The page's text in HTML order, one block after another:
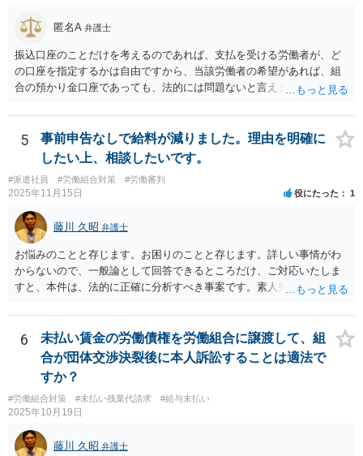
匿名A 弁護士
振込口座のことだけを考えるのであれば、支払を受ける労働者が、ど
の口座を指定するかは自由ですから、当該労働者の希望があれば、組
合の預かり金口座であっても、法的には問題ないと言えます。 ただ
ると、場合によっては非弁の問題が生じる可能性が考えられます。
5
事前申告なしで給料が減りました。理由を明確に
したい上、相談したいです。
#派遣社員 #労働組合対策 #労働審判
2025年11月15日 役にたった 1
藤川 久昭 弁護士
お悩みのことと存じます。お困りのことと存じます。詳しい事情がわ
からないので、一般論として回答できるところだけ、ご対応いたしま
すと、本件は、法的に正確に分析すべき事案です。素人判断は大いに
しい案件です。労働組合への相談も有効です。就業規則の変更では変
更できない労働条件の場合（労働契約法１０条但書）は、労働者の同
意が必要です。この場合、真の同意がいるとされる場合も十分にあり
ます。就業規則の不利益変更問題であれば労働契約法１０条本文に基
づいて判断されます。周知性と合理性の要件の有無が問題となりま
す。合理性は必要性、不利益性、相当性、その他の要素から判断され
ます。良い解決になりますよう祈念しております。法的責任をきちん
と追及されたい場合には、労働法にかなり詳しく、上記に関係した法
理等にも通じた弁護士等に相談し、法的に正確に分析してもらい、今
6
未払い賃金の労働債権を労働組合に譲渡して、組
合が団体交渉決裂後に本人訴訟することは適法で
すか？
#労働組合対策 #未払い残業代請求 #給与未払い
2025年10月19日
藤川 久昭 弁護士